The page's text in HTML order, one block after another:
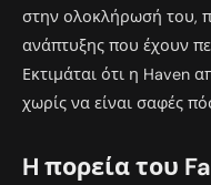
στην ολοκλήρωσή του,
ανάπτυξης που έχουν
Εκτιμάται ότι η Haven
χωρίς να είναι σαφές
H πορεία του